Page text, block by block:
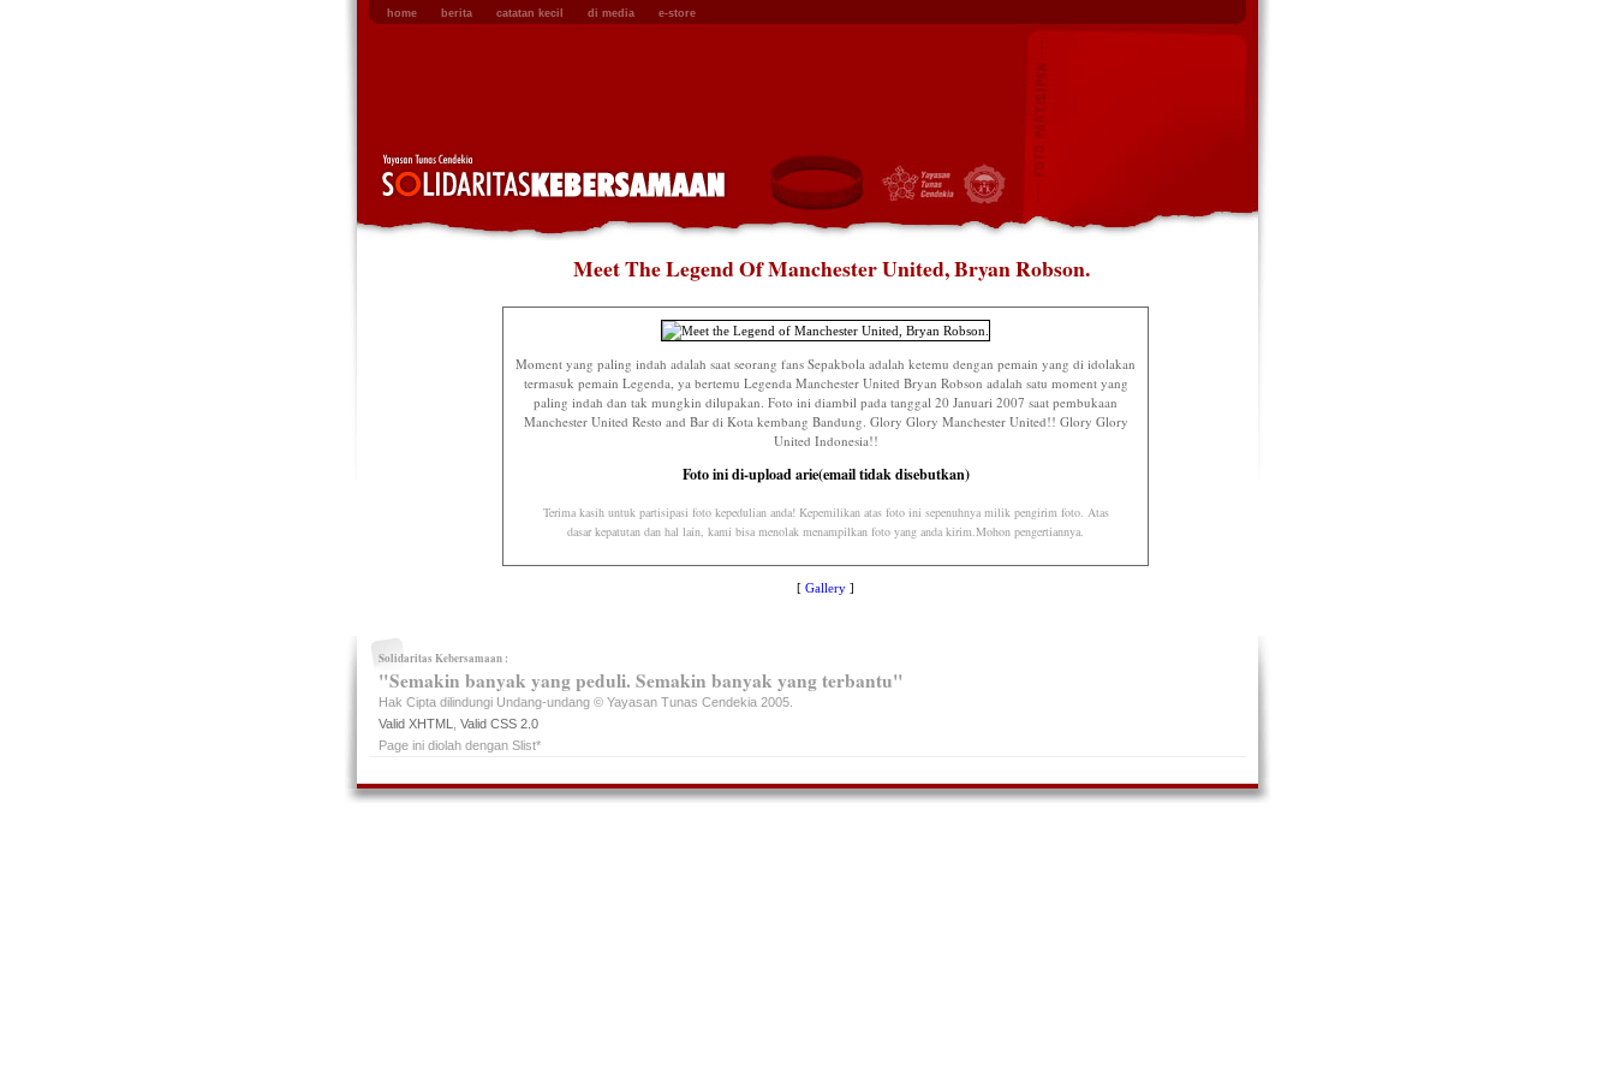
home berita catatan kecil di media e-store
Meet The Legend Of Manchester United, Bryan Robson.
Moment yang paling indah adalah saat seorang fans Sepakbola adalah ketemu dengan pemain yang di idolakan
termasuk pemain Legenda, ya bertemu Legenda Manchester United Bryan Robson adalah satu moment yang
paling indah dan tak mungkin dilupakan. Foto ini diambil pada tanggal 20 Januari 2007 saat pembukaan
Manchester United Resto and Bar di Kota kembang Bandung. Glory Glory Manchester United!! Glory Glory
United Indonesia!!
Foto ini di-upload arie(email tidak disebutkan)
Terima kasih untuk partisipasi foto kepedulian anda! Kepemilikan atas foto ini sepenuhnya milik pengirim foto. Atas
dasar kepatutan dan hal lain, kami bisa menolak menampilkan foto yang anda kirim.Mohon pengertiannya.
[ Gallery ]
Solidaritas Kebersamaan :
"Semakin banyak yang peduli. Semakin banyak yang terbantu"
Hak Cipta dilindungi Undang-undang © Yayasan Tunas Cendekia 2005.
Valid XHTML
Valid CSS 2.0
Page ini diolah dengan Slist*